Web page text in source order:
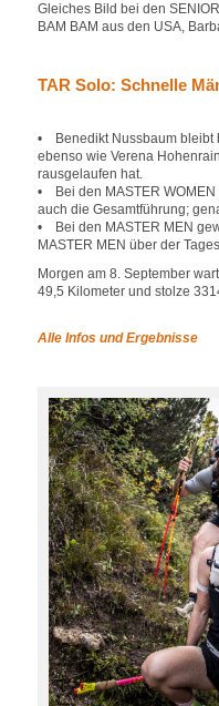
Gleiches Bild bei den
BAM BAM aus den USA,
TAR Solo: Schnelle
• Benedikt Nussbaum bleibt
ebenso wie Verena
rausgelaufen hat.
• Bei den MASTER WOMEN
auch die Gesamtführung;
• Bei den MASTER MEN
MASTER MEN über der
Morgen am 8. September
49,5 Kilometer und stolze
Alle Infos und Ergebnisse